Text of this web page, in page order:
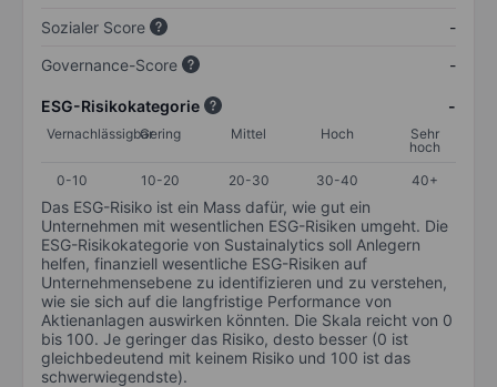
Sozialer Score
-
Governance-Score
-
ESG-Risikokategorie -
VernachlässigbarGering Mittel Hoch
Sehr
hoch
0-10
10-20 20-30 30-40 40+
Das ESG-Risiko ist ein Mass dafür, wie gut ein
Unternehmen mit wesentlichen ESG-Risiken umgeht. Die
ESG-Risikokategorie von Sustainalytics soll Anlegern
helfen, finanziell wesentliche ESG-Risiken auf
Unternehmensebene zu identifizieren und zu verstehen,
wie sie sich auf die langfristige Performance von
Aktienanlagen auswirken könnten. Die Skala reicht von 0
bis 100. Je geringer das Risiko, desto besser (0 ist
gleichbedeutend mit keinem Risiko und 100 ist das
schwerwiegendste).